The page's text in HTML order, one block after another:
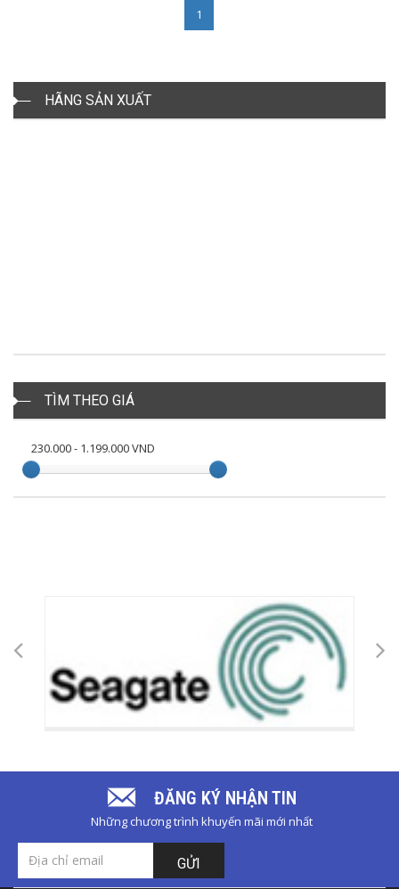
1
HÃNG SẢN XUẤT
TÌM THEO GIÁ
230.000- 1.199.000VND
ĐĂNG KÝ NHẬN TIN
Những chương trình khuyến mãi mới nhất
GỬI